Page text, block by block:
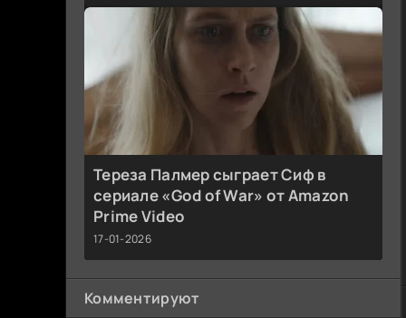
Тереза Палмер сыграет Сиф в
сериале «God of War» от Amazon
Prime Video
17-01-2026
Комментируют